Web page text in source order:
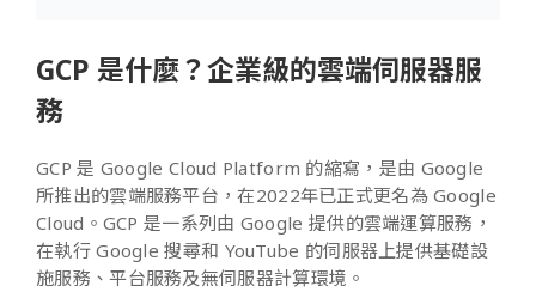
GCP 是什麼？企業級的雲端伺服器服
務
GCP 是 Google Cloud Platform 的縮寫，是由 Google
所推出的雲端服務平台，在2022年已正式更名為 Google
Cloud。GCP 是一系列由 Google 提供的雲端運算服務，
在執行 Google 搜尋和 YouTube 的伺服器上提供基礎設
施服務、平台服務及無伺服器計算環境。